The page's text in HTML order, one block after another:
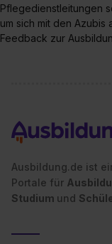
Pflegedienstleitungen
um sich mit den Azubis
Feedback zur
Ausbildung.de ist
Portale für
Studium und